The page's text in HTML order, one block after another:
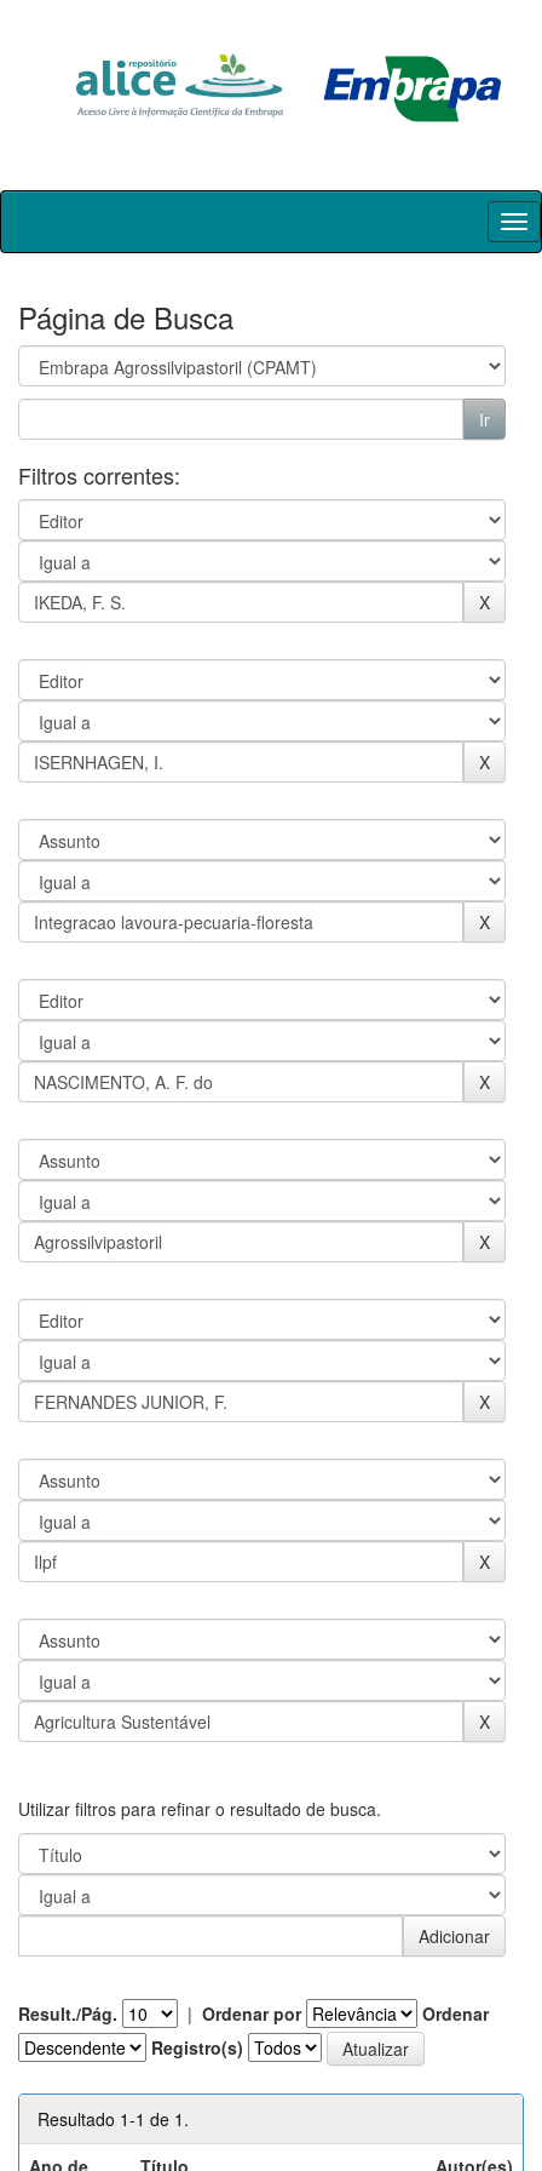
Skip
Página de Busca
Filtros correntes:
Utilizar filtros para refinar o resultado de busca.
Result./Pág. | Ordenar por
Ordenar
Registro(s)
Resultado 1-1 de 1.
Ano de
Título Autor(es)